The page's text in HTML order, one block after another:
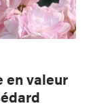
en valeur